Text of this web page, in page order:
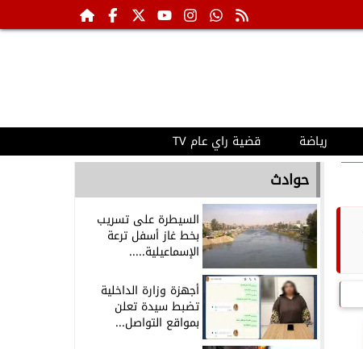
رياضة قضية راي عام TV
حوادث
السيطرة على تسريب
بخط غاز أسفل ترعة
الإسماعيلية.....
أجهزة وزارة الداخلية
تضبط سيدة تعلن
بمواقع التواصل...